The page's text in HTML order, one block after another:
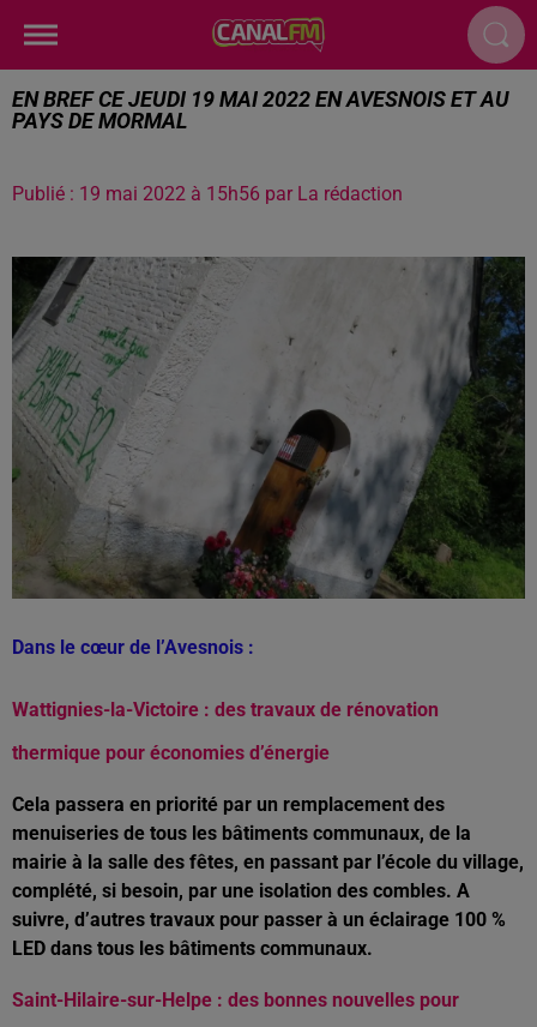
EN BREF CE JEUDI 19 MAI 2022 EN AVESNOIS ET AU
PAYS DE MORMAL
Publié : 19 mai 2022 à 15h56 par La rédaction
Dans le cœur de l’Avesnois :
Wattignies-la-Victoire : des travaux de rénovation
thermique pour économies d’énergie
Cela passera en priorité par un remplacement des
menuiseries de tous les bâtiments communaux, de la
mairie à la salle des fêtes, en passant par l’école du village,
complété, si besoin, par une isolation des combles. A
suivre, d’autres travaux pour passer à un éclairage 100 %
LED dans tous les bâtiments communaux.
Saint-Hilaire-sur-Helpe : des bonnes nouvelles pour